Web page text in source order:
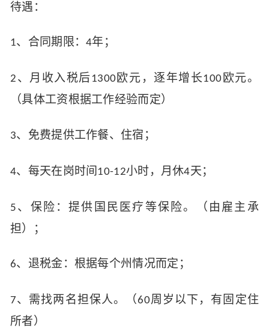
待遇：
1、合同期限：4年；
2 、月收入税后 1300 欧元，逐年增长100 欧元。
（具体工资根据工作经验而定）
3、免费提供工作餐、住宿；
4、每天在岗时间 10-12小时，月休4天；
5 、保险：提供国民医疗等保险。（由雇主承
担）；
6、退税金：根据每个州情况而定；
7、需找两名担保人。（60周岁以下，有固定住
所者）